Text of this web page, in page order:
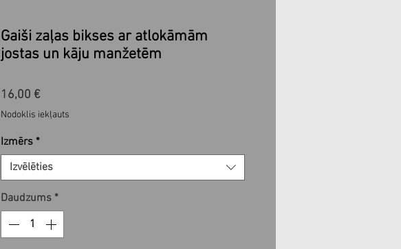
Gaiši zaļas bikses ar atlokāmām
jostas un kāju manžetēm
16,00 €Cena
Nodoklis iekļauts
Izmērs *
Izvēlēties
Daudzums *